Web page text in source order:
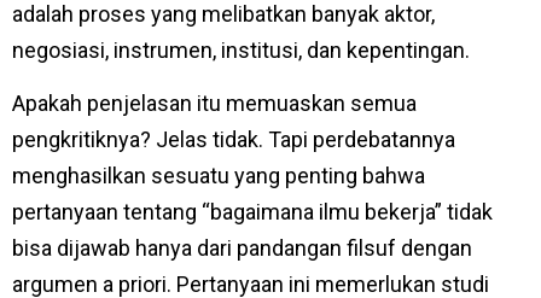
adalah proses yang melibatkan banyak aktor,
negosiasi, instrumen, institusi, dan kepentingan.
Apakah penjelasan itu memuaskan semua
pengkritiknya? Jelas tidak. Tapi perdebatannya
menghasilkan sesuatu yang penting bahwa
pertanyaan tentang “bagaimana ilmu bekerja” tidak
bisa dijawab hanya dari pandangan filsuf dengan
argumen a priori. Pertanyaan ini memerlukan studi